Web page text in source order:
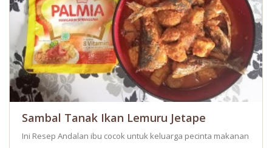
Sambal Tanak Ikan Lemuru Jetape
Ini Resep Andalan ibu cocok untuk keluarga pecinta makanan